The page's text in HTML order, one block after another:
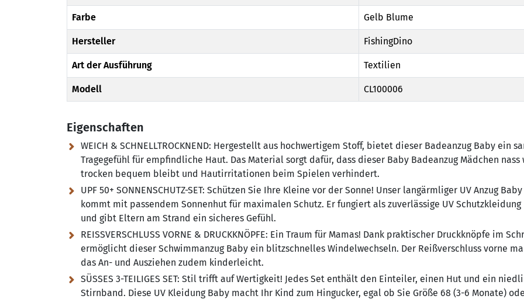
Farbe Gelb Blume
Hersteller FishingDino
Art der Ausführung Textilien
Modell CL100006
Eigenschaften
WEICH & SCHNELLTROCKNEND: Hergestellt aus hochwertigem Stoff, bietet dieser Badeanzug Baby ein
Tragegefühl für empfindliche Haut. Das Material sorgt dafür, dass dieser Baby Badeanzug Mädchen nass
trocken bequem bleibt und Hautirritationen beim Spielen verhindert.
UPF 50+ SONNENSCHUTZ-SET: Schützen Sie Ihre Kleine vor der Sonne! Unser langärmliger UV Anzug Baby
kommt mit passendem Sonnenhut für maximalen Schutz. Er fungiert als zuverlässige UV Schutzkleidung
und gibt Eltern am Strand ein sicheres Gefühl.
REISSVERSCHLUSS VORNE & DRUCKKNÖPFE: Ein Traum für Mamas! Dank praktischer Druckknöpfe im
ermöglicht dieser Schwimmanzug Baby ein blitzschnelles Windelwechseln. Der Reißverschluss vorne
das An- und Ausziehen zudem kinderleicht.
SÜSSES 3-TEILIGES SET: Stil trifft auf Wertigkeit! Jedes Set enthält den Einteiler, einen Hut und ein
Stirnband. Diese UV Kleidung Baby macht Ihr Kind zum Hingucker, egal ob Sie Größe 68 (3-6 Monate)